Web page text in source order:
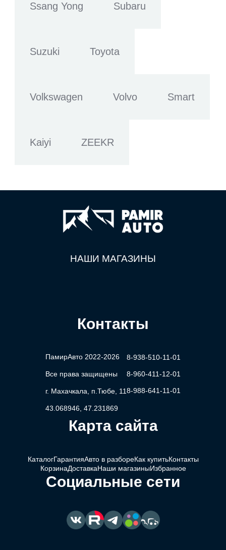
Ssang Yong Subaru
Suzuki Toyota
Volkswagen Volvo Smart
Kaiyi ZEEKR
НАШИ МАГАЗИНЫ
Контакты
ПамирАвто 2022-2026
Все права защищены
г. Махачкала, п.Тюбе, 11
43.068946, 47.231869
8-938-510-11-01
8-960-411-12-01
8-988-641-11-01
Карта сайта
КаталогГарантияАвто в разбореКак купитьКонтакты
КорзинаДоставкаНаши магазиныИзбранное
Социальные сети